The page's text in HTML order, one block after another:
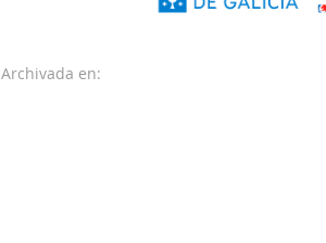
Archivada en: